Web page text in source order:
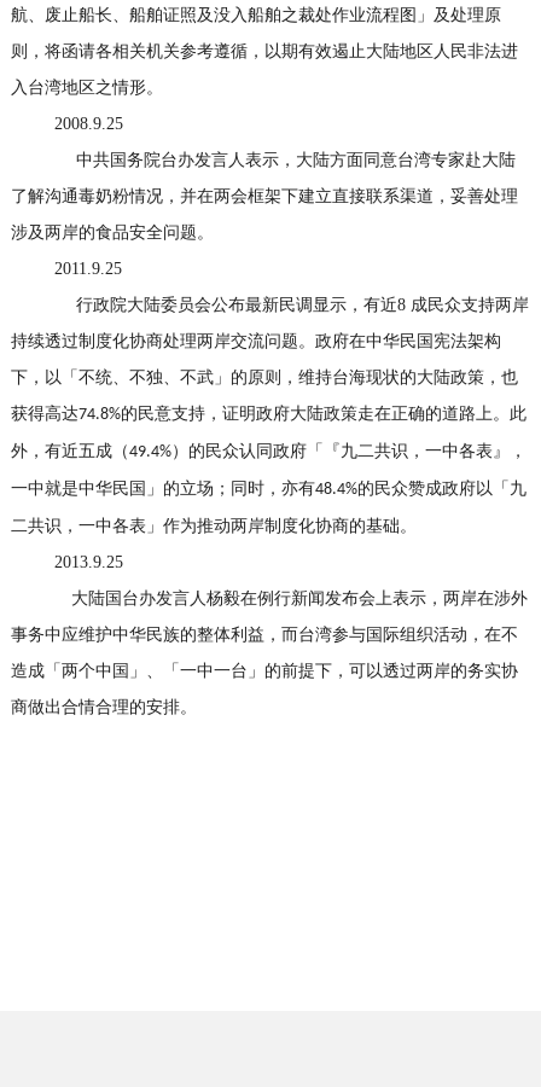
航、废止船长、船舶证照及没入船舶之裁处作业流程图」及处理原
则，将函请各相关机关参考遵循，以期有效遏止大陆地区人民非法进
入台湾地区之情形。
2008.9.25
中共国务院台办发言人表示，大陆方面同意台湾专家赴大陆
了解沟通毒奶粉情况，并在两会框架下建立直接联系渠道，妥善处理
涉及两岸的食品安全问题。
2011.9.25
行政院大陆委员会公布最新民调显示，有近8 成民众支持两岸
持续透过制度化协商处理两岸交流问题。政府在中华民国宪法架构
下，以「不统、不独、不武」的原则，维持台海现状的大陆政策，也
获得高达74.8%的民意支持，证明政府大陆政策走在正确的道路上。此
外，有近五成（49.4%）的民众认同政府「『九二共识，一中各表』，
一中就是中华民国」的立场；同时，亦有48.4%的民众赞成政府以「九
二共识，一中各表」作为推动两岸制度化协商的基础。
2013.9.25
大陆国台办发言人杨毅在例行新闻发布会上表示，两岸在涉外
事务中应维护中华民族的整体利益，而台湾参与国际组织活动，在不
造成「两个中国」、「一中一台」的前提下，可以透过两岸的务实协
商做出合情合理的安排。